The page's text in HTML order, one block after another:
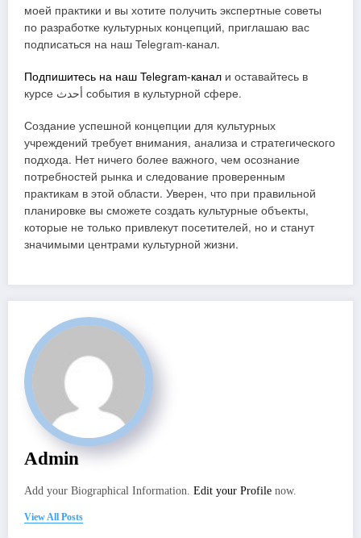
моей практики и вы хотите получить экспертные советы
по разработке культурных концепций, приглашаю вас
подписаться на наш Telegram-канал.
Подпишитесь на наш Telegram-канал и оставайтесь в
курсе أحدث события в культурной сфере.
Создание успешной концепции для культурных
учреждений требует внимания, анализа и стратегического
подхода. Нет ничего более важного, чем осознание
потребностей рынка и следование проверенным
практикам в этой области. Уверен, что при правильной
планировке вы сможете создать культурные объекты,
которые не только привлекут посетителей, но и станут
значимыми центрами культурной жизни.
Admin
Add your Biographical Information. Edit your Profile now.
View All Posts